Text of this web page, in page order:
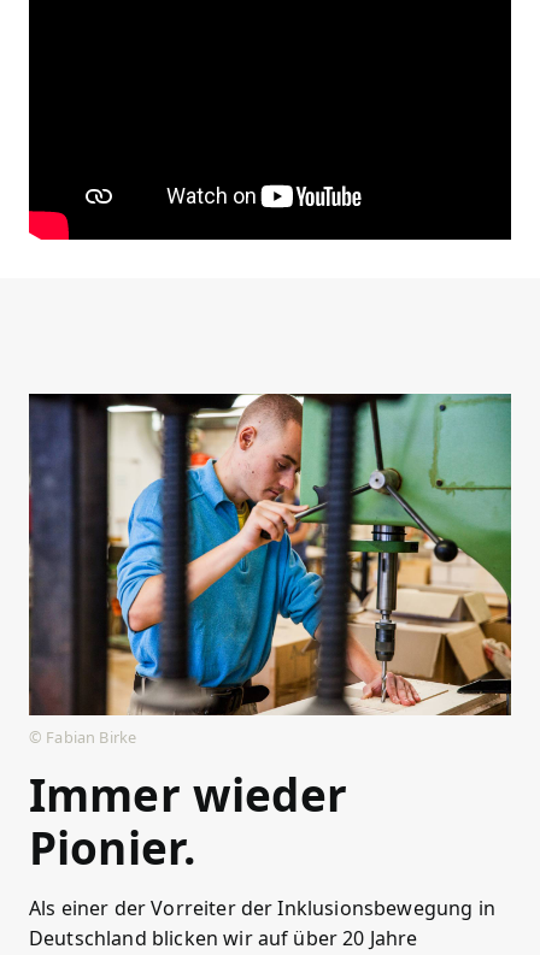
© Fabian Birke
Immer wieder
Pionier.
Als einer der Vorreiter der Inklusionsbewegung in
Deutschland blicken wir auf über 20 Jahre